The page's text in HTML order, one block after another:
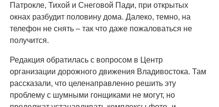
Патрокле, Тихой и Снеговой Пади, при открытых
окнах разбудит половину дома. Далеко, темно, на
телефон не снять – так что даже пожаловаться не
получится.
Редакция обратилась с вопросом в Центр
организации дорожного движения Владивостока. Там
рассказали, что целенаправленно решить эту
проблему с шумными гонщиками не могут, но